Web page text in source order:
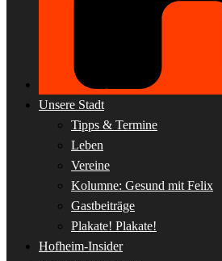
Unsere Stadt
Tipps & Termine
Leben
Vereine
Kolumne: Gesund mit Felix
Gastbeiträge
Plakate! Plakate!
Hofheim-Insider